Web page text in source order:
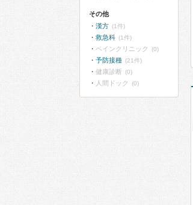
その他
漢方 (1件)
救急科 (1件)
ペインクリニック (0)
予防接種 (21件)
健康診断 (0)
人間ドック (0)